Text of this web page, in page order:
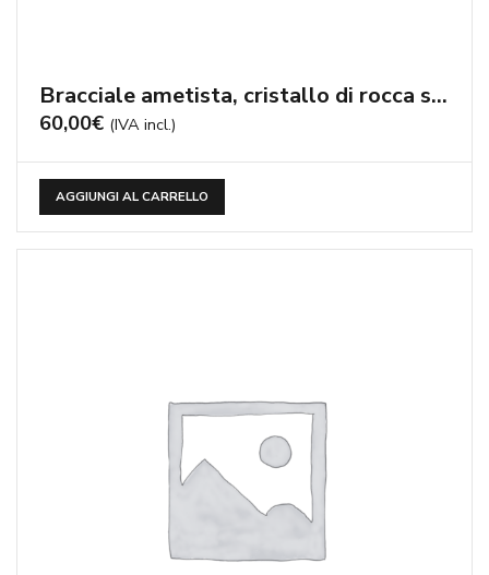
Bracciale ametista, cristallo di rocca satinato –
60,00€ (IVA incl.)
AGGIUNGI AL CARRELLO